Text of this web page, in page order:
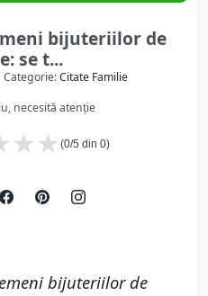
bijuteriilor de
se t...
Citate Familie
necesită atenție
★
★ (0/5 din 0)
bijuteriilor de